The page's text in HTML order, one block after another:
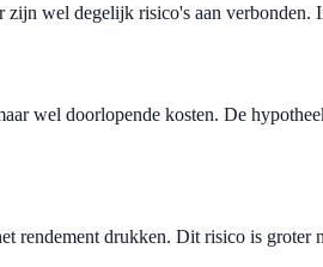
wel degelijk risico's aan
wel doorlopende kosten. De
rendement drukken. Dit risico is